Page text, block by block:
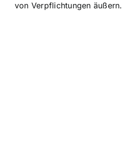
von Verpflichtungen äußern.